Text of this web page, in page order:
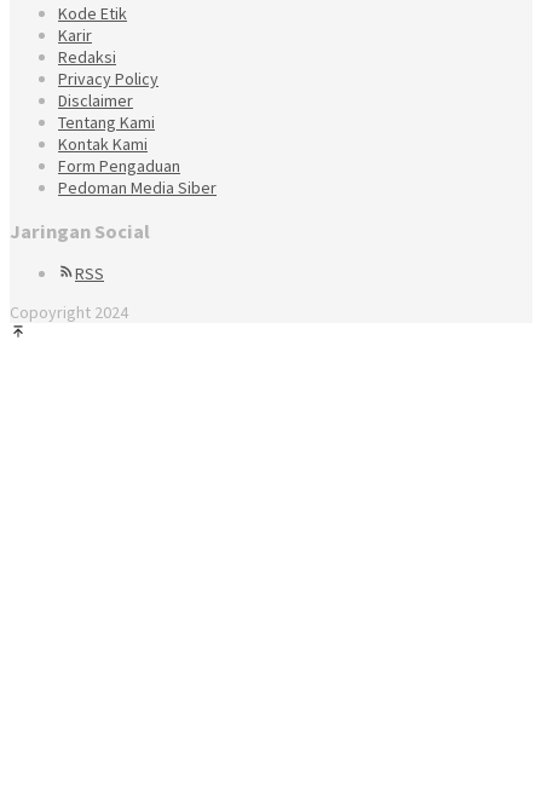
Kode Etik
Karir
Redaksi
Privacy Policy
Disclaimer
Tentang Kami
Kontak Kami
Form Pengaduan
Pedoman Media Siber
Jaringan Social
RSS
Copoyright 2024